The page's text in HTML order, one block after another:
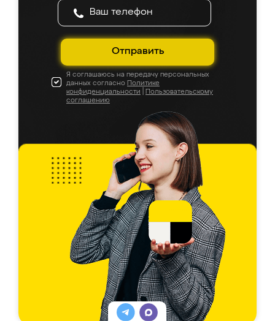
Отправить
Я соглашаюсь на передачу персональных
данных согласно Политике
конфиденциальности
Пользовательскому
соглашению